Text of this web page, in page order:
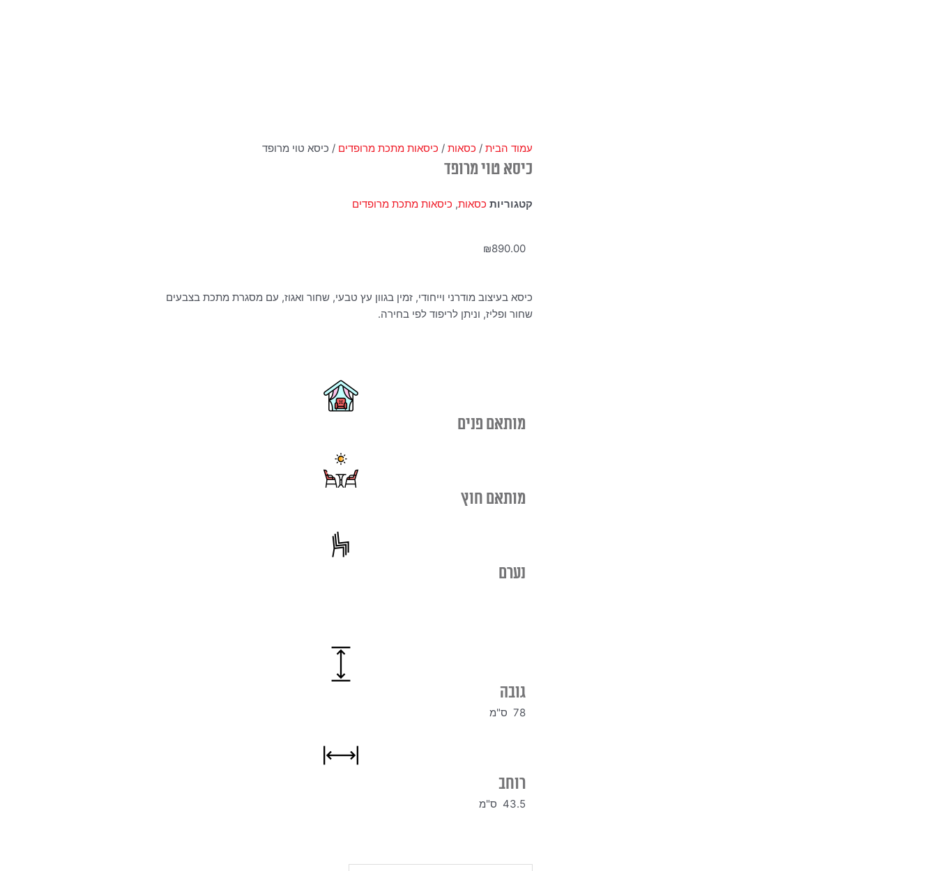
עמוד הבית / כסאות / כיסאות מתכת מרופדים / כיסא טוי מרופד
כיסא טוי מרופד
קטגוריות כסאות, כיסאות מתכת מרופדים
₪890.00
כיסא בעיצוב מודרני וייחודי, זמין בגוון עץ טבעי, שחור ואגוז, עם מסגרת מתכת בצבעים
שחור ופליז, וניתן לריפוד לפי בחירה.
מותאם פנים
מותאם חוץ
נערם
גובה
78 ס"מ
רוחב
43.5 ס"מ